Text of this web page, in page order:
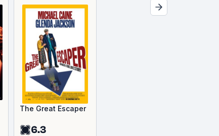
The Great Escaper
6.3